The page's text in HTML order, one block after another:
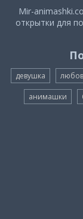
Mir-
открытки для
девушка
анимашки